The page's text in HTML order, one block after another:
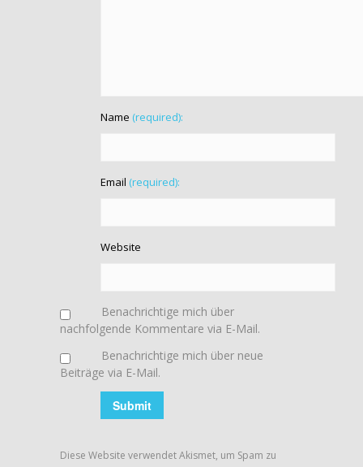
Name (required):
Email (required):
Website
Benachrichtige mich über
nachfolgende Kommentare via E-Mail.
Benachrichtige mich über neue
Beiträge via E-Mail.
Diese Website verwendet Akismet, um Spam zu